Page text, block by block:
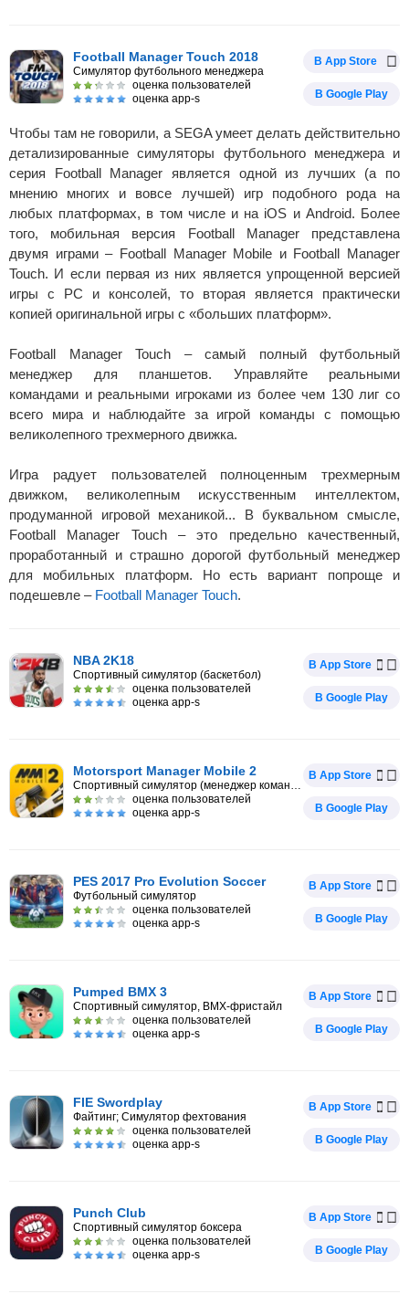
Football Manager Touch 2018
Симулятор футбольного менеджера
оценка пользователей
оценка app-s
В App Store
В Google Play
Чтобы там не говорили, а SEGA умеет делать действительно
детализированные симуляторы футбольного менеджера и
серия Football Manager является одной из лучших (а по
мнению многих и вовсе лучшей) игр подобного рода на
любых платформах, в том числе и на iOS и Android. Более
того, мобильная версия Football Manager представлена
двумя играми – Football Manager Mobile и Football Manager
Touch. И если первая из них является упрощенной версией
игры с PC и консолей, то вторая является практически
копией оригинальной игры с «больших платформ».
Football Manager Touch – самый полный футбольный
менеджер для планшетов. Управляйте реальными
командами и реальными игроками из более чем 130 лиг со
всего мира и наблюдайте за игрой команды с помощью
великолепного трехмерного движка.
Игра радует пользователей полноценным трехмерным
движком, великолепным искусственным интеллектом,
продуманной игровой механикой... В буквальном смысле,
Football Manager Touch – это предельно качественный,
проработанный и страшно дорогой футбольный менеджер
для мобильных платформ. Но есть вариант попроще и
подешевле – Football Manager Touch.
NBA 2K18
Спортивный симулятор (баскетбол)
оценка пользователей
оценка app-s
В App Store
В Google Play
Motorsport Manager Mobile 2
Спортивный симулятор (менеджер команды Формула-1)
оценка пользователей
оценка app-s
В App Store
В Google Play
PES 2017 Pro Evolution Soccer
Футбольный симулятор
оценка пользователей
оценка app-s
В App Store
В Google Play
Pumped BMX 3
Спортивный симулятор, BMX-фристайл
оценка пользователей
оценка app-s
В App Store
В Google Play
FIE Swordplay
Файтинг; Симулятор фехтования
оценка пользователей
оценка app-s
В App Store
В Google Play
Punch Club
Спортивный симулятор боксера
оценка пользователей
оценка app-s
В App Store
В Google Play